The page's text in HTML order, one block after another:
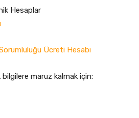
Hesaplar
Ücreti Hesabı
maruz kalmak için: